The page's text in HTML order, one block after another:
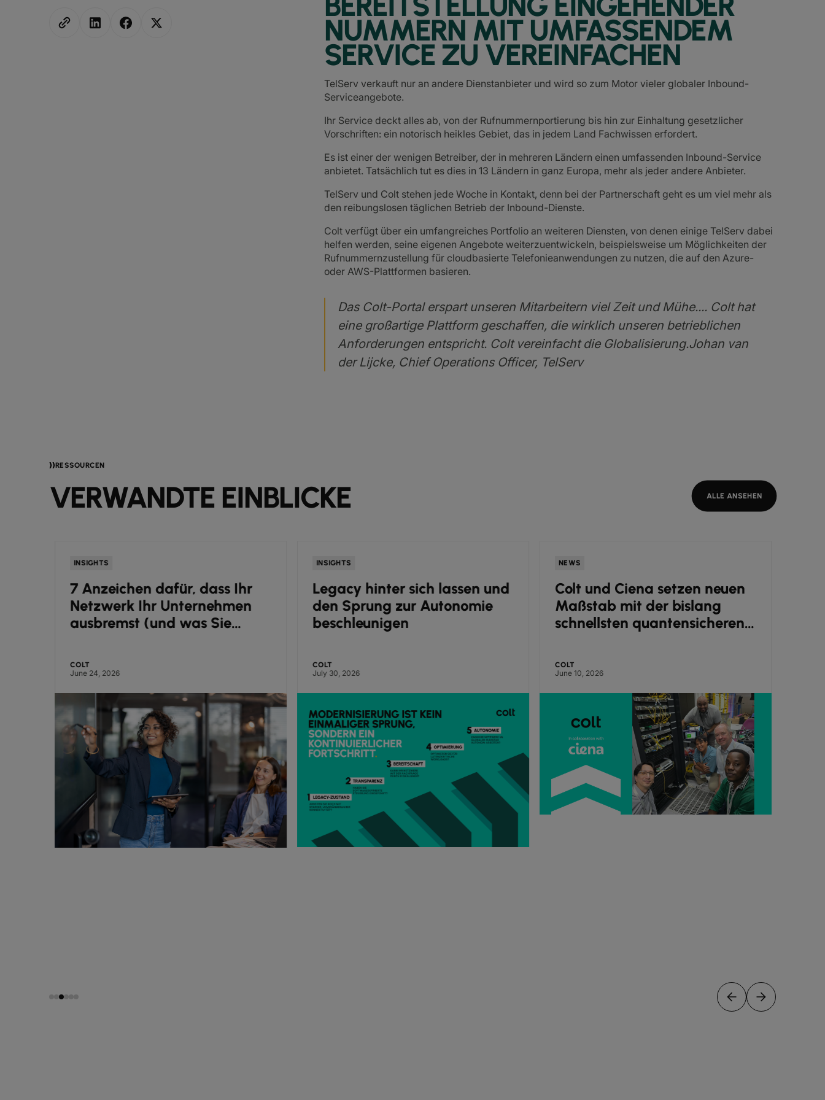
NUMMERN MIT UMFASSENDEM
SERVICE ZU VEREINFACHEN
TelServ verkauft nur an andere Dienstanbieter und wird so zum Motor vieler globaler Inbound-
Serviceangebote.
Ihr Service deckt alles ab, von der Rufnummernportierung bis hin zur Einhaltung gesetzlicher
Vorschriften: ein notorisch heikles Gebiet, das in jedem Land Fachwissen erfordert.
Es ist einer der wenigen Betreiber, der in mehreren Ländern einen umfassenden Inbound-Service
anbietet. Tatsächlich tut es dies in 13 Ländern in ganz Europa, mehr als jeder andere Anbieter.
TelServ und Colt stehen jede Woche in Kontakt, denn bei der Partnerschaft geht es um viel mehr als
den reibungslosen täglichen Betrieb der Inbound-Dienste.
Colt verfügt über ein umfangreiches Portfolio an weiteren Diensten, von denen einige TelServ dabei
helfen werden, seine eigenen Angebote weiterzuentwickeln, beispielsweise um Möglichkeiten der
Rufnummernzustellung für cloudbasierte Telefonieanwendungen zu nutzen, die auf den Azure-
oder AWS-Plattformen basieren.
Das Colt-Portal erspart unseren Mitarbeitern viel Zeit und Mühe.... Colt hat
eine großartige Plattform geschaffen, die wirklich unseren betrieblichen
Anforderungen entspricht. Colt vereinfacht die Globalisierung.Johan van
der Lijcke, Chief Operations Officer, TelServ
RESSOURCEN
VERWANDTE EINBLICKE ALLE ANSEHEN
INSIGHTS
7 Anzeichen dafür, dass Ihr
Netzwerk Ihr Unternehmen
ausbremst (und was Sie
COLT
June 24, 2026
INSIGHTS
Legacy hinter sich lassen und
den Sprung zur Autonomie
beschleunigen
COLT
July 30, 2026
NEWS
Colt und Ciena setzen neuen
Maßstab mit der bislang
schnellsten quantensicheren
Datenübertragung
COLT
June 10, 2026